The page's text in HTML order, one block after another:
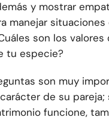
y mostrar
manejar
son los valores
tu especie?
son muy
de su pareja;
funcione,